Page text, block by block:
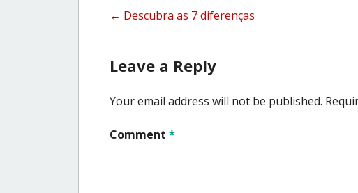
Post
← Descubra as 7 diferenças
Leave a Reply
Your email address will not be published.
Comment *